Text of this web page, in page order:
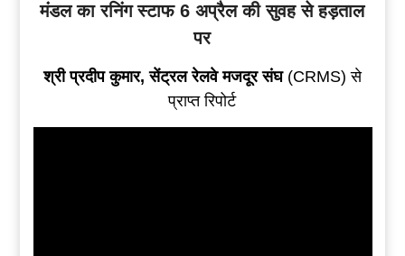
मंडल का रनिंग स्टाफ 6 अप्रैल की सुवह से हड़ताल
पर
श्री प्रदीप कुमार, सेंट्रल रेलवे मजदूर संघ (CRMS) से
प्राप्त रिपोर्ट